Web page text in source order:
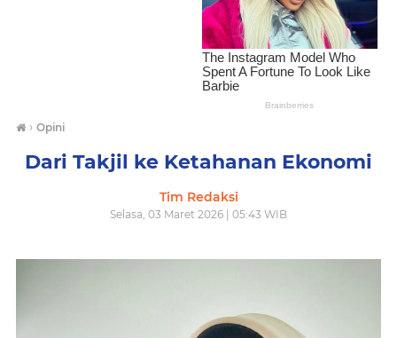
› Opini
Dari Takjil ke Ketahanan Ekonomi
Tim Redaksi
Selasa, 03 Maret 2026 | 05:43 WIB